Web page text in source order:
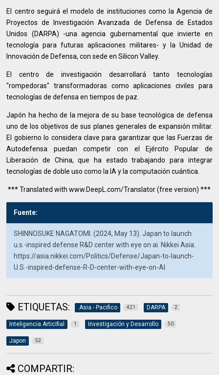
El centro seguirá el modelo de instituciones como la Agencia de
Proyectos de Investigación Avanzada de Defensa de Estados
Unidos (DARPA) -una agencia gubernamental que invierte en
tecnología para futuras aplicaciones militares- y la Unidad de
Innovación de Defensa, con sede en Silicon Valley.
El centro de investigación desarrollará tanto tecnologías
"rompedoras" transformadoras como aplicaciones civiles para
tecnologías de defensa en tiempos de paz.
Japón ha hecho de la mejora de su base tecnológica de defensa
uno de los objetivos de sus planes generales de expansión militar.
El gobierno lo considera clave para garantizar que las Fuerzas de
Autodefensa puedan competir con el Ejército Popular de
Liberación de China, que ha estado trabajando para integrar
tecnologías de doble uso como la IA y la computación cuántica.
*** Translated with www.DeepL.com/Translator (free version) ***
Fuente:
SHINNOSUKE NAGATOMI. (2024, May 13). Japan to launch
u.s.-inspired defense R&D center with eye on ai. Nikkei Asia.
https://asia.nikkei.com/Politics/Defense/Japan-to-launch-
U.S.-inspired-defense-R-D-center-with-eye-on-AI
ETIQUETAS: .Asia - Pacifico 421 DARPA 2
Inteligencia Articifial 1 Investigación y Desarrollo 50
Japon 52
COMPARTIR: